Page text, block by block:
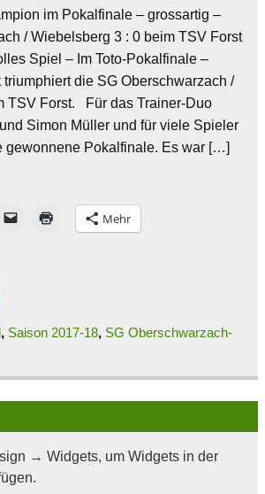
im Pokalfinale – grossartig –
/ Wiebelsberg 3 : 0 beim TSV Forst
Spiel – Im Toto-Pokalfinale –
die SG Oberschwarzach /
TSV Forst. Für das Trainer-Duo
Simon Müller und für viele Spieler
gewonnene Pokalfinale. Es war […]
Mehr
, Saison 2017-18, SG Oberschwarzach-
→ Widgets, um Widgets in der